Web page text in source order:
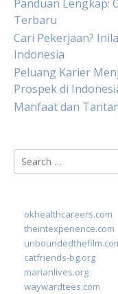
Panduan Lengkap:
Terbaru
Cari Pekerjaan?
Indonesia
Peluang Karier
Prospek di
Manfaat dan
Search
for:
okhealthcareers.com
theintexperience.com
catfriends-bg.org
marianlives.org
waywardtees.com